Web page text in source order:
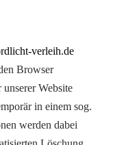
verleih.de
Browser
Website
in einem sog.
werden dabei